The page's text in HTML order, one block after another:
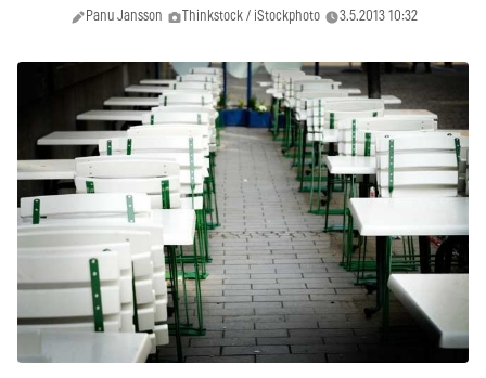
Panu Jansson Thinkstock / iStockphoto 3.5.2013 10:32